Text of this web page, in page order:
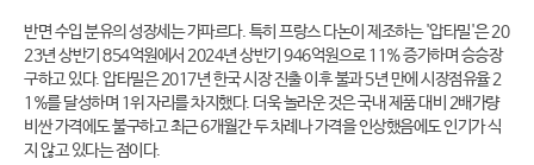
반면 수입 분유의 성장세는 가파르다. 특히 프랑스 다논이 제조하는 '압타밀'은 20
23년 상반기 854억원에서 2024년 상반기 946억원으로 11% 증가하며 승승장
구하고 있다. 압타밀은 2017년 한국 시장 진출 이후 불과 5년 만에 시장점유율 2
1%를 달성하며 1위 자리를 차지했다. 더욱 놀라운 것은 국내 제품 대비 2배가량
비싼 가격에도 불구하고 최근 6개월간 두 차례나 가격을 인상했음에도 인기가 식
지 않고 있다는 점이다.